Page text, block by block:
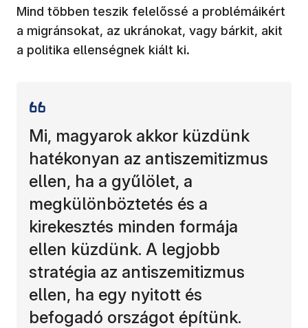
Mind többen teszik felelőssé a problémáikért
a migránsokat, az ukránokat, vagy bárkit, akit
a politika ellenségnek kiált ki.
Mi, magyarok akkor küzdünk
hatékonyan az antiszemitizmus
ellen, ha a gyűlölet, a
megkülönböztetés és a
kirekesztés minden formája
ellen küzdünk. A legjobb
stratégia az antiszemitizmus
ellen, ha egy nyitott és
befogadó országot építünk.